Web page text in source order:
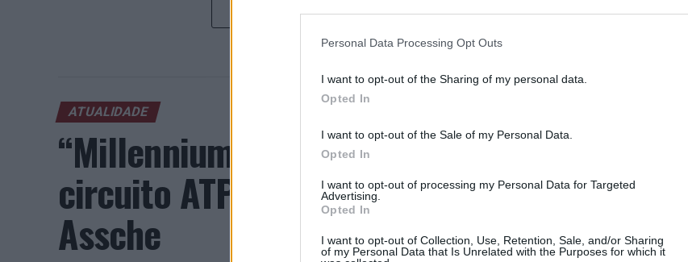
Personal Data Processing Opt Outs
I want to opt-out of the Sharing of my personal data.
Opted In
I want to opt-out of the Sale of my Personal Data.
Opted In
I want to opt-out of processing my Personal Data for Targeted
Advertising.
Opted In
I want to opt-out of Collection, Use, Retention, Sale, and/or Sharing
of my Personal Data that Is Unrelated with the Purposes for which it
ATUALIDADE
“Millennium Estoril Open 2026” regressou ao
circuito ATP com vitória do francês Luca Van
Assche